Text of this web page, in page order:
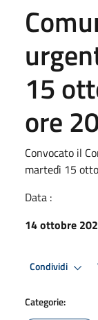
15
ore
Convocato il
martedì 15
Data :
14 ottobre
Condividi
Categorie: